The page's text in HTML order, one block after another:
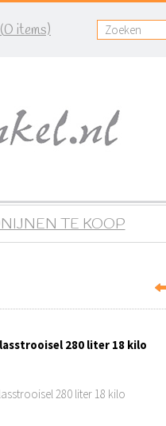
0 items)
TE KOOP
280 liter 18 kilo
280 liter 18 kilo